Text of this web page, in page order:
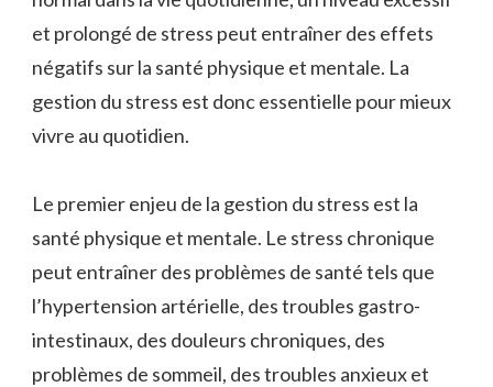
et prolongé de stress peut entraîner des effets
négatifs sur la santé physique et mentale. La
gestion du stress est donc essentielle pour mieux
vivre au quotidien.
Le premier enjeu de la gestion du stress est la
santé physique et mentale. Le stress chronique
peut entraîner des problèmes de santé tels que
l’hypertension artérielle, des troubles gastro-
intestinaux, des douleurs chroniques, des
problèmes de sommeil, des troubles anxieux et